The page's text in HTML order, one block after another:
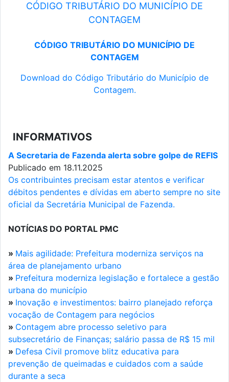
CÓDIGO TRIBUTÁRIO DO MUNICÍPIO DE
CONTAGEM
CÓDIGO TRIBUTÁRIO DO MUNICÍPIO DE
CONTAGEM
Download do Código Tributário do Município de
Contagem.
INFORMATIVOS
A Secretaria de Fazenda alerta sobre golpe de REFIS
Publicado em 18.11.2025
Os contribuintes precisam estar atentos e verificar
débitos pendentes e dívidas em aberto sempre no site
oficial da Secretária Municipal de Fazenda.
NOTÍCIAS DO PORTAL PMC
» Mais agilidade: Prefeitura moderniza serviços na
área de planejamento urbano
» Prefeitura moderniza legislação e fortalece a gestão
urbana do município
» Inovação e investimentos: bairro planejado reforça
vocação de Contagem para negócios
» Contagem abre processo seletivo para
subsecretário de Finanças; salário passa de R$ 15 mil
» Defesa Civil promove blitz educativa para
prevenção de queimadas e cuidados com a saúde
durante a seca